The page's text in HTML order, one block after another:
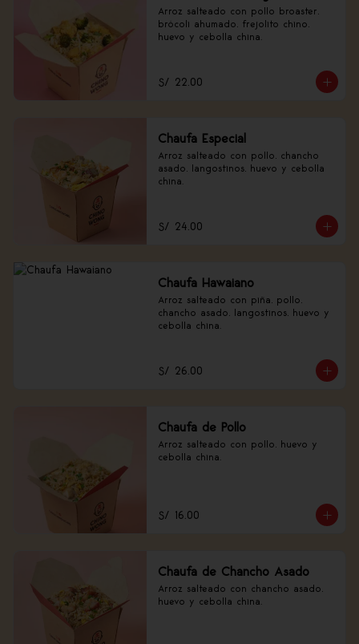
Arroz salteado con pollo broaster,
brócoli ahumado, frejolito chino,
huevo y cebolla china.
S/ 22.00
Chaufa Especial
Arroz salteado con pollo, chancho
asado, langostinos, huevo y cebolla
china.
S/ 24.00
Chaufa Hawaiano
Arroz salteado con piña, pollo,
chancho asado, langostinos, huevo y
cebolla china.
S/ 26.00
Chaufa de Pollo
Arroz salteado con pollo, huevo y
cebolla china.
S/ 16.00
Chaufa de Chancho Asado
Arroz salteado con chancho asado,
huevo y cebolla china.